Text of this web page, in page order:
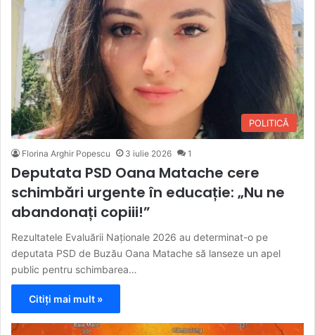
POLITICĂ
Florina Arghir Popescu 3 iulie 2026 1
Deputata PSD Oana Matache cere
schimbări urgente în educație: „Nu ne
abandonați copiii!”
Rezultatele Evaluării Naționale 2026 au determinat-o pe
deputata PSD de Buzău Oana Matache să lanseze un apel
public pentru schimbarea…
Citiți mai mult »